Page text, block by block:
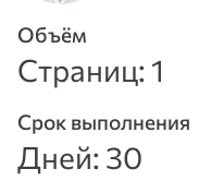
телефон
Пароль
Вспомнить
Объём
Страниц: 1
Срок выполнения
Дней: 30